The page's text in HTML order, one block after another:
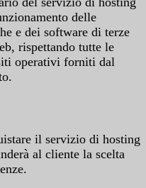
delle
e dei software di terze
rispettando tutte le
operativi forniti dal
il servizio di hosting
al cliente la scelta